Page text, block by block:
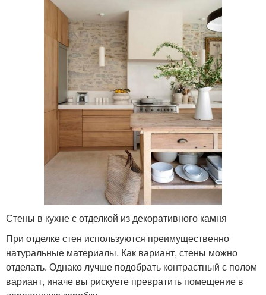
Стены в кухне с отделкой из декоративного камня
При отделке стен используются преимущественно
натуральные материалы. Как вариант, стены можно
отделать. Однако лучше подобрать контрастный с полом
вариант, иначе вы рискуете превратить помещение в